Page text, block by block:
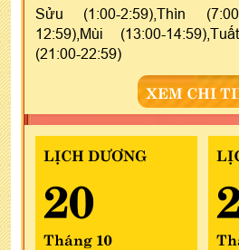
Sửu (1:00-2:59),Thìn
12:59),Mùi (13:00-
(21:00-22:59)
XEM CHI
LỊCH DƯƠNG
20
Tháng 10